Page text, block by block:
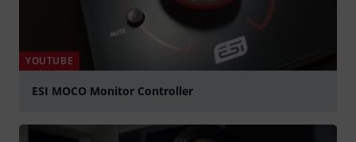
YOUTUBE
ESI MOCO Monitor Controller